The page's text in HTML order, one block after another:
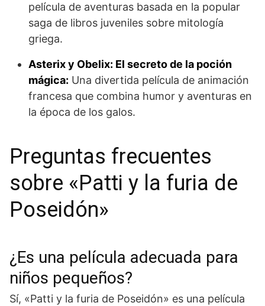
película de aventuras basada en la popular
saga de libros juveniles sobre mitología
griega.
Asterix y Obelix: El secreto de la poción
mágica: Una divertida película de animación
francesa que combina humor y aventuras en
la época de los galos.
Preguntas frecuentes
sobre «Patti y la furia de
Poseidón»
¿Es una película adecuada para
niños pequeños?
Sí, «Patti y la furia de Poseidón» es una película